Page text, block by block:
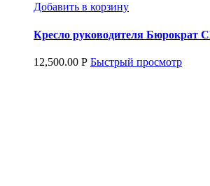
Добавить в корзину
Кресло руководителя Бюрократ
12,500.00 Р Быстрый просмотр